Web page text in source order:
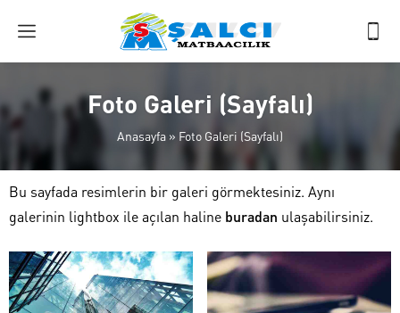
Foto Galeri (Sayfalı)
Anasayfa » Foto Galeri (Sayfalı)
Bu sayfada resimlerin bir galeri görmektesiniz. Aynı
galerinin lightbox ile açılan haline buradan ulaşabilirsiniz.